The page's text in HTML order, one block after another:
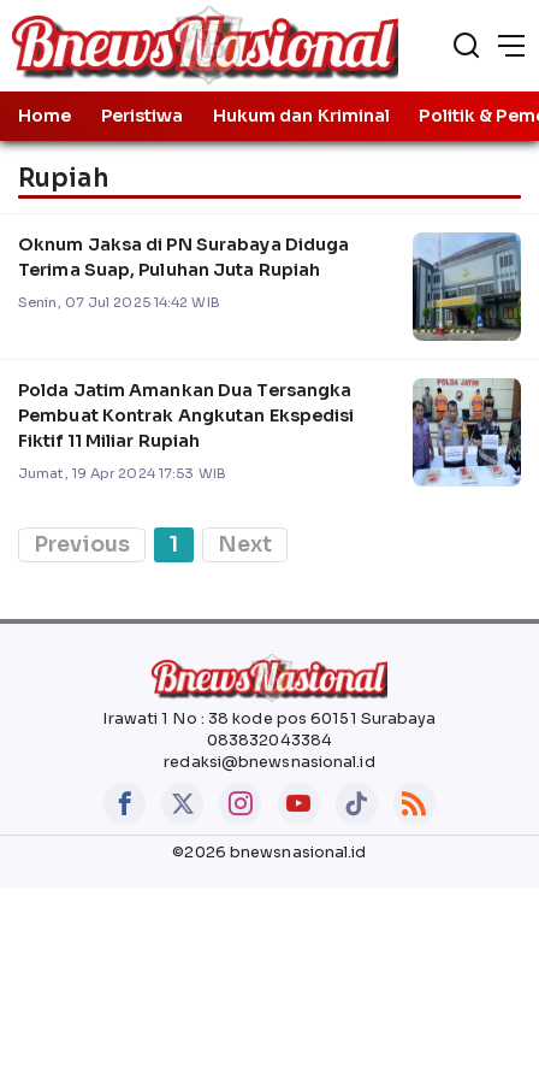
Home Peristiwa Hukum dan Kriminal Politik &
Rupiah
Oknum Jaksa di PN Surabaya Diduga
Terima Suap, Puluhan Juta Rupiah
Senin, 07 Jul 2025 14:42 WIB
Polda Jatim Amankan Dua Tersangka
Pembuat Kontrak Angkutan Ekspedisi
Fiktif 11 Miliar Rupiah
Jumat, 19 Apr 2024 17:53 WIB
Previous 1 Next
Irawati 1 No : 38 kode pos 60151 Surabaya
083832043384
redaksi@bnewsnasional.id
©2026 bnewsnasional.id